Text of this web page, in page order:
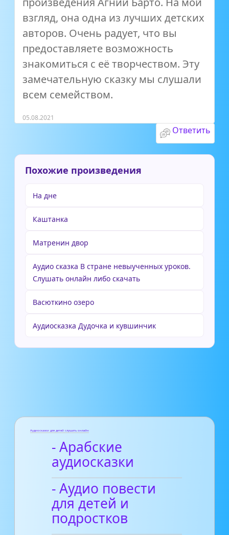
взгляд, она одна из лучших детских
авторов. Очень радует, что вы
предоставляете возможность
знакомиться с её творчеством. Эту
замечательную сказку мы слушали
всем семейством.
05.08.2021
Ответить
Похожие произведения
На дне
Каштанка
Матренин двор
Аудио сказка В стране невыученных уроков.
Слушать онлайн либо скачать
Васюткино озеро
Аудиосказка Дудочка и кувшинчик
Аудиосказки для детей слушать онлайн
- Арабские
аудиосказки
- Аудио повести
для детей и
подростков